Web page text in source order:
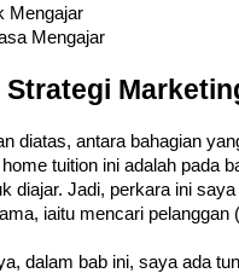
Mengajar
Mengajar
Strategi
diatas, antara bahagian
tuition ini adalah pada
diajar. Jadi, perkara ini
iaitu mencari pelanggan
dalam bab ini, saya ada